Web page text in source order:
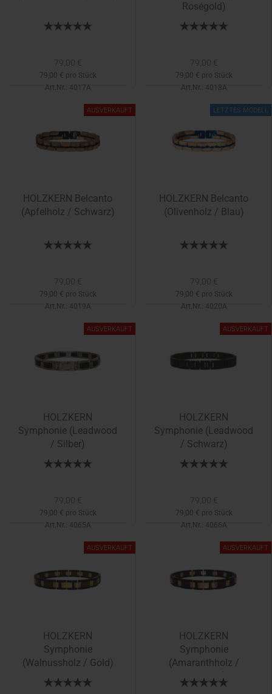
79,00 €
79,00 € pro Stück
Art.Nr.: 4017A
Roségold)
79,00 €
79,00 € pro Stück
Art.Nr.: 4018A
AUSVERKAUFT
HOLZKERN Belcanto
(Apfelholz / Schwarz)
79,00 €
79,00 € pro Stück
Art.Nr.: 4019A
LETZTES MODELL
HOLZKERN Belcanto
(Olivenholz / Blau)
79,00 €
79,00 € pro Stück
Art.Nr.: 4020A
1-2 Tage
AUSVERKAUFT
HOLZKERN
Symphonie (Leadwood
/ Silber)
79,00 €
79,00 € pro Stück
Art.Nr.: 4065A
AUSVERKAUFT
HOLZKERN
Symphonie (Leadwood
/ Schwarz)
79,00 €
79,00 € pro Stück
Art.Nr.: 4066A
AUSVERKAUFT
HOLZKERN
Symphonie
(Walnussholz / Gold)
AUSVERKAUFT
HOLZKERN
Symphonie
(Amaranthholz /
Roségold)